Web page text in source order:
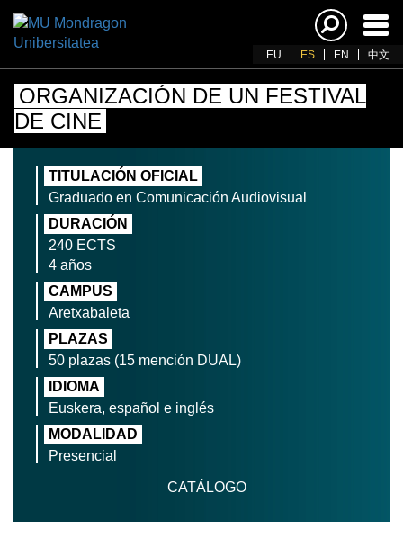
EU ES EN 中文
ORGANIZACIÓN DE UN FESTIVAL
DE CINE
TITULACIÓN OFICIAL
Graduado en Comunicación Audiovisual
DURACIÓN
240 ECTS
4 años
CAMPUS
Aretxabaleta
PLAZAS
50 plazas (15 mención DUAL)
IDIOMA
Euskera, español e inglés
MODALIDAD
Presencial
CATÁLOGO